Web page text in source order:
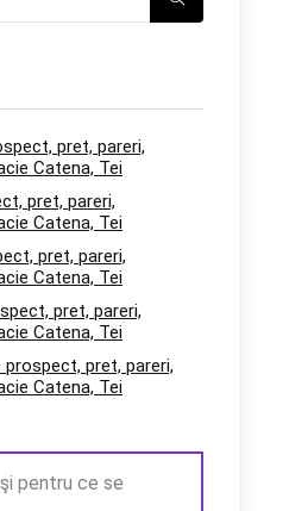
pret, pareri,
Catena, Tei
pret, pareri,
Catena, Tei
pret, pareri,
Catena, Tei
pret, pareri,
Catena, Tei
prospect, pret, pareri,
Catena, Tei
pentru ce se